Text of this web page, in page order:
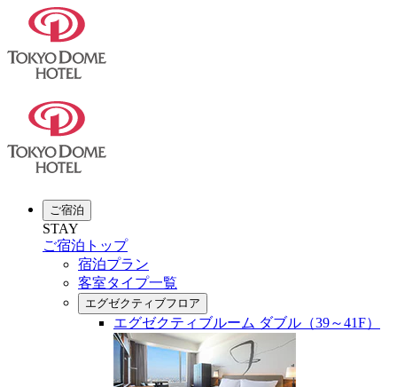
ご宿泊
STAY
ご宿泊トップ
宿泊プラン
客室タイプ一覧
エグゼクティブフロア
エグゼクティブルーム ダブル（39～41F）